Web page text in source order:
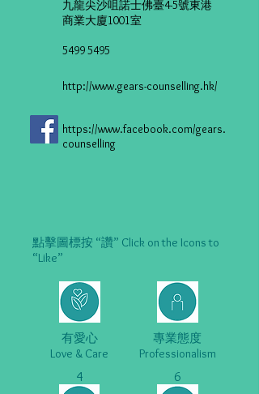
九龍尖沙咀諾士佛臺4-5號東港
商業大廈1001室
5499 5495
http://www.gears-counselling.hk/
https://www.facebook.com/gears.
counselling
點擊圖標按 “讚” Click on the Icons to
“Like”
有愛心
Love & Care
專業態度
Professionalism
4 6